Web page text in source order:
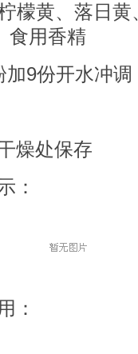
檬黄、落日
食用香精
9份开水冲调
燥处保存
：
：